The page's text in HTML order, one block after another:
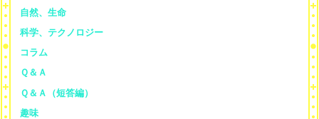
自然、生命
科学、テクノロジー
コラム
Ｑ＆Ａ
Ｑ＆Ａ（短答編）
趣味